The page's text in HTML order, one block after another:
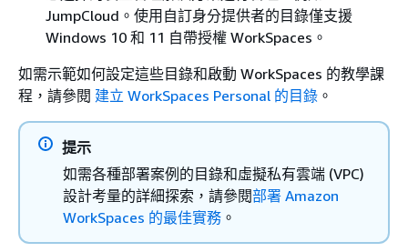
JumpCloud。使用自訂身分提供者的目錄僅支援
Windows 10 和 11 自帶授權 WorkSpaces。
如需示範如何設定這些目錄和啟動 WorkSpaces 的教學課
程，請參閱 建立 WorkSpaces Personal 的目錄 。
提示
如需各種部署案例的目錄和虛擬私有雲端 (VPC)
設計考量的詳細探索，請參閱部署 Amazon
WorkSpaces 的最佳實務 。